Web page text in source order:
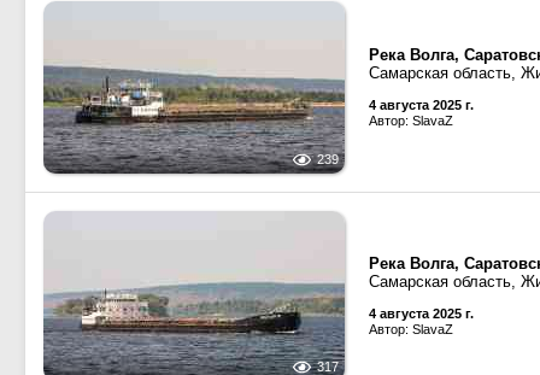
239
Река Волга,
Самарская область,
4 августа 2025 г.
Автор: SlavaZ
317
Река Волга,
Самарская область,
4 августа 2025 г.
Автор: SlavaZ